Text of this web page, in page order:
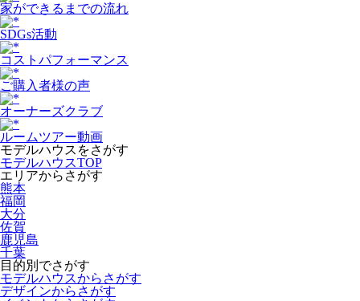
家ができるまでの流れ
SDGs活動
コストパフォーマンス
ご購入者様の声
オーナーズクラブ
ルームツアー動画
モデルハウスをさがす
モデルハウスTOP
エリアからさがす
熊本
福岡
大分
佐賀
鹿児島
千葉
目的別でさがす
モデルハウスからさがす
デザインからさがす